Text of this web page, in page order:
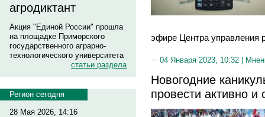
агродиктант
Акция "Единой России" прошла
на площадке Приморского
государственного аграрно-
технологического университета
статьи раздела
Регион сегодня
28 Мая 2026, 14:16
эфире Центра управления
04 Января 2023, 10:32 |
Новогодние
провести активно и